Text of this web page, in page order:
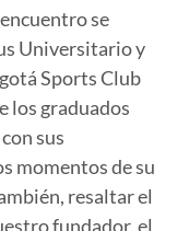
se
Universitario y
Sports Club
los graduados
sus
momentos de su
resaltar el
fundador, el